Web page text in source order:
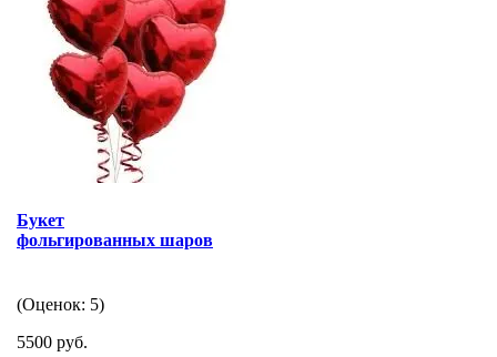
Букет
фольгированных шаров
(Оценок: 5)
5500 руб.